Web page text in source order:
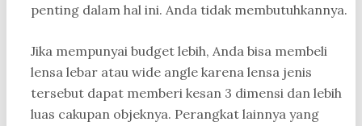
penting dalam hal ini. Anda tidak membutuhkannya.
Jika mempunyai budget lebih, Anda bisa membeli
lensa lebar atau wide angle karena lensa jenis
tersebut dapat memberi kesan 3 dimensi dan lebih
luas cakupan objeknya. Perangkat lainnya yang